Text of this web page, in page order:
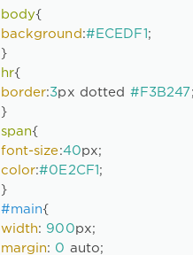
body
background :#ECEDF1 ;
}
hr
border:3px dotted #F3B247 ;
}
span
font-size:40px;
color:#0E2CF1 ;
}
#main
width: 900px;
margin: 0 auto;